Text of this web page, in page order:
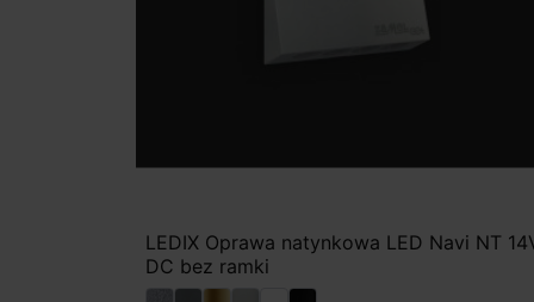
LEDIX Oprawa natynkowa LED Navi NT
DC bez ramki